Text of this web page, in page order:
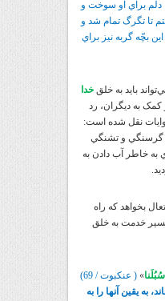
دلم براي او سوخت و
تا تگرگ تمام شد و
بچّه گربه نيز براي
بايد به خلقخدا
به ديگران، رد
نقل شده است:
گرسنگي و تشنگي
به خاطر آب دادن به
بخواهد که راه
مسير خدمت به خلق
»( عنکبوت / 69)
به يقين آنها را به